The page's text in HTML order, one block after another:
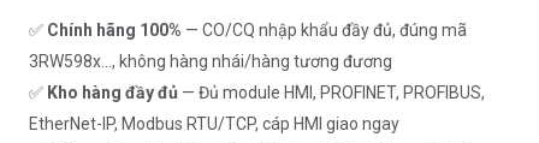
✅ Chính hãng 100% — CO/CQ nhập khẩu đầy đủ, đúng mã
3RW598x..., không hàng nhái/hàng tương đương
✅ Kho hàng đầy đủ — Đủ module HMI, PROFINET, PROFIBUS,
EtherNet-IP, Modbus RTU/TCP, cáp HMI giao ngay